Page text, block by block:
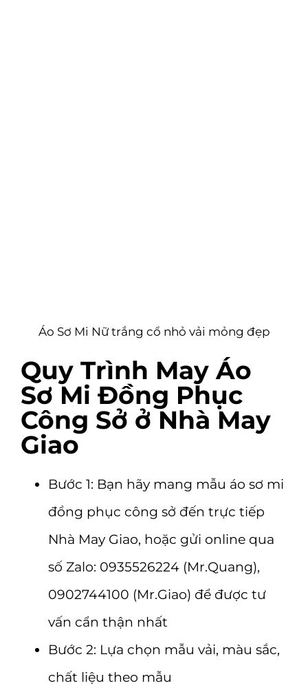
Áo Sơ Mi Nữ trắng cổ nhỏ vải mỏng đẹp
Quy Trình May Áo
Sơ Mi Đồng Phục
Công Sở ở Nhà May
Giao
Bước 1: Bạn hãy mang mẫu áo sơ mi
đồng phục công sở đến trực tiếp
Nhà May Giao, hoặc gửi online qua
số Zalo: 0935526224 (Mr.Quang),
0902744100 (Mr.Giao) để được tư
vấn cẩn thận nhất
Bước 2: Lựa chọn mẫu vải, màu sắc,
chất liệu theo mẫu